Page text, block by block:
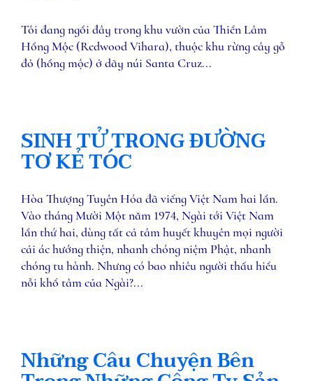
Tôi đang ngồi đây trong khu vườn của Thiền Lâm
Hồng Mộc (Redwood Vihara), thuộc khu rừng cây gỗ
đỏ (hồng mộc) ở dãy núi Santa Cruz...
SINH TỬ TRONG ĐƯỜNG
TƠ KẺ TÓC
Hòa Thượng Tuyên Hóa đã viếng Việt Nam hai lần.
Vào tháng Mười Một năm 1974, Ngài tới Việt Nam
lần thứ hai, dùng tất ​​cả tâm huyết khuyên mọi người ​​
cả​i ác hướng thiện, nhanh chóng niệm Phật, nhanh
chóng tu hành. Nhưng có bao nhiêu người thấu hiểu
nỗi khổ tâm của Ngài?...
Những Câu Chuyện Bên